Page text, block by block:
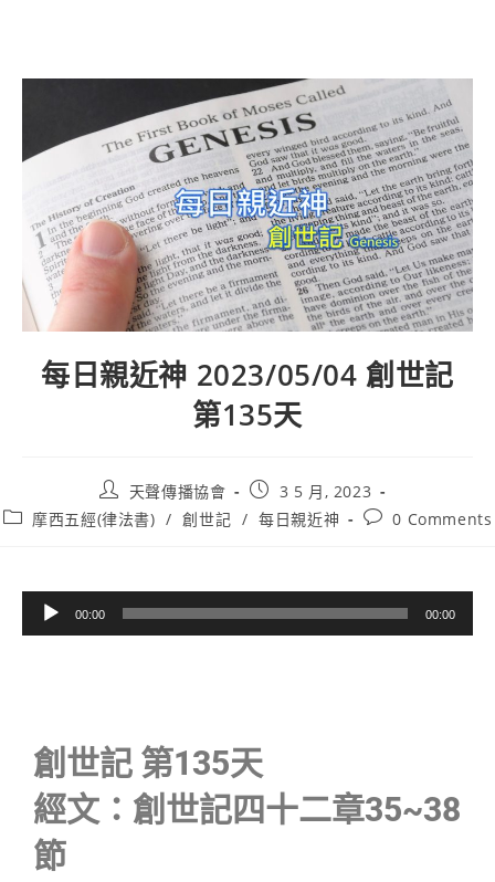
每日親近神 2023/05/04 創世記
第135天
天聲傳播協會
3 5 月, 2023
摩西五經(律法書) / 創世記 / 每日親近神 0 Comments
訊
00:00 00:00
創世記 第135天
經文：創世記四十二章35~38
節